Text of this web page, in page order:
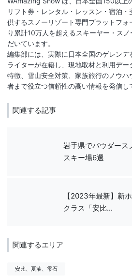
リフト券・レンタル・レッスン・宿泊
供するスノーリゾート専門プラットフォ
り累計10万人を超えるスキーヤー・ス
だいています。
編集部には、実際に日本全国のゲレンデ
ライターが在籍し、現地取材と利用デ
特徴、雪山安全対策、家族旅行のノウハ
関連する記事
岩手県でパウダース
スキー場6選
【2023年最新】新
クラス「安比...
関連するエリア
安比、夏油、雫石